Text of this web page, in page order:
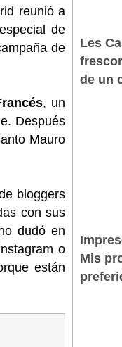
reunió a
de
de
, un
Después
Mauro
bloggers
con sus
dudó en
o
están
Les
de un
Mis